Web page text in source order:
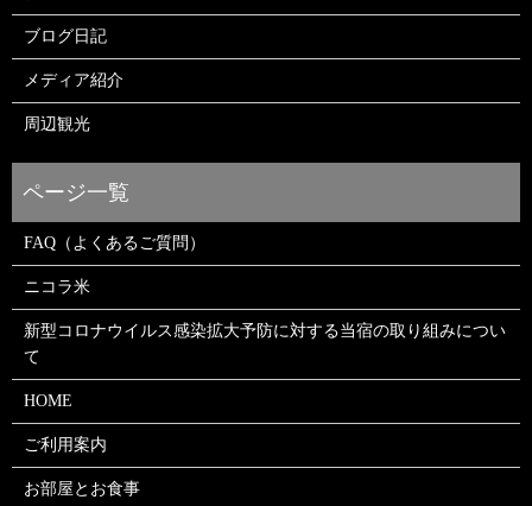
ブログ日記
メディア紹介
周辺観光
FAQ（よくあるご質問）
ニコラ米
新型コロナウイルス感染拡大予防に対する当宿の取り組みについ
て
HOME
ご利用案内
お部屋とお食事